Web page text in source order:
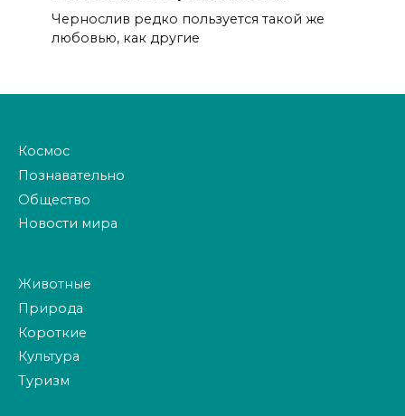
Чернослив редко пользуется такой же
любовью, как другие
Космос
Познавательно
Общество
Новости мира
Животные
Природа
Короткие
Культура
Туризм